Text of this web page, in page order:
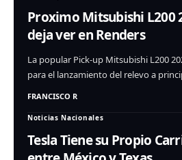
Proximo Mitsubishi L200
deja ver en Renders
La popular Pick-up Mitsubishi L200
para el lanzamiento del relevo a
FRANCISCO R
Noticias Nacionales
Tesla Tiene su Propio